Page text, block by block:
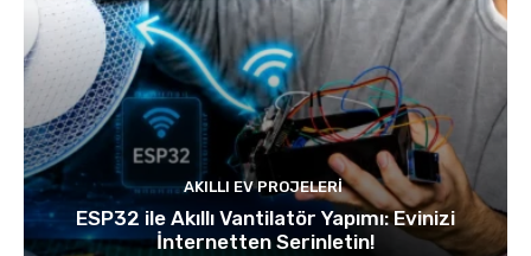
AKILLI EV PROJELERI
ESP32 ile Akıllı Vantilatör Yapımı: Evinizi
İnternetten Serinletin!